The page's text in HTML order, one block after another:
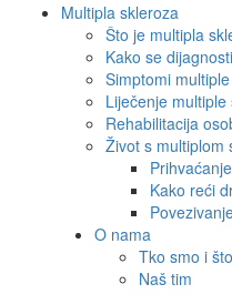
Multipla skleroza
Što je multipla
Kako se
Simptomi
Liječenje multiple
Rehabilitacija
Život s multiplom
Kako reći
O nama
Tko smo i
Naš tim